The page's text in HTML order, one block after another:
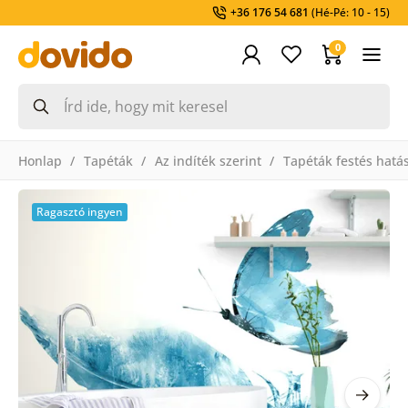
+36 176 54 681 (Hé-Pé: 10 - 15)
0
Honlap Tapéták Az indíték szerint Tapéták festés
Ragasztó ingyen